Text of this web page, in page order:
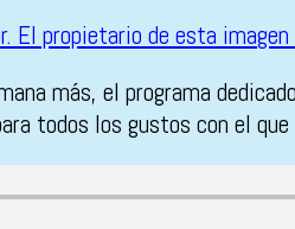
más, el programa
todos los gustos con el